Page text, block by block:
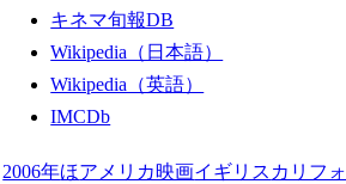
キネマ旬報DB
Wikipedia（日本語）
Wikipedia（英語）
IMCDb
2006年ほアメリカ映画イギリス カリフォ